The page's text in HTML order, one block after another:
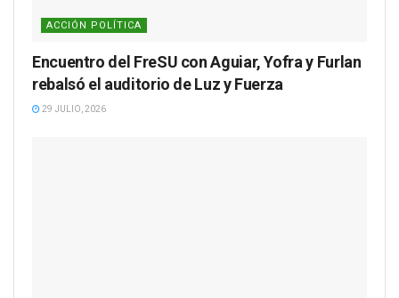
ACCIÓN POLÍTICA
Encuentro del FreSU con Aguiar, Yofra y Furlan
rebalsó el auditorio de Luz y Fuerza
29 JULIO, 2026